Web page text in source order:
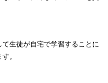
生徒が自宅で学習することに
。